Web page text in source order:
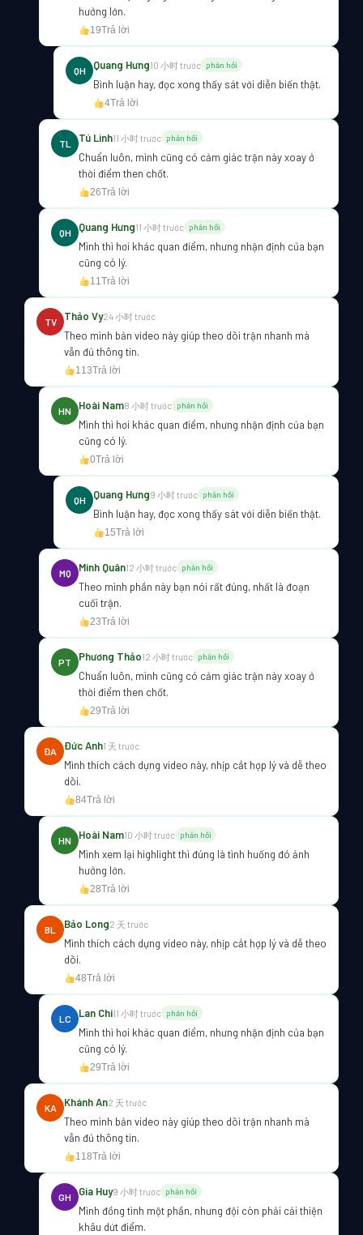
hưởng lớn.
19Trả lời
QH Quang Hưng10 小时 trước phản hồi
Bình luận hay, đọc xong thấy sát với diễn biến thật.
4Trả lời
TL Tú Linh11 小时 trước phản hồi
Chuẩn luôn, mình cũng có cảm giác trận này xoay ở
thời điểm then chốt.
26Trả lời
QH Quang Hưng11 小时 trước phản hồi
Mình thì hơi khác quan điểm, nhưng nhận định của bạn
cũng có lý.
11Trả lời
TV Thảo Vy24 小时 trước
Theo mình bản video này giúp theo dõi trận nhanh mà
vẫn đủ thông tin.
113Trả lời
HN Hoài Nam8 小时 trước phản hồi
Mình thì hơi khác quan điểm, nhưng nhận định của bạn
cũng có lý.
0Trả lời
QH Quang Hưng9 小时 trước phản hồi
Bình luận hay, đọc xong thấy sát với diễn biến thật.
15Trả lời
MQ Minh Quân12 小时 trước phản hồi
Theo mình phần này bạn nói rất đúng, nhất là đoạn
cuối trận.
23Trả lời
PT Phương Thảo12 小时 trước phản hồi
Chuẩn luôn, mình cũng có cảm giác trận này xoay ở
thời điểm then chốt.
29Trả lời
ĐA Đức Anh1 天 trước
Mình thích cách dựng video này, nhịp cắt hợp lý và dễ theo
dõi.
84Trả lời
HN Hoài Nam10 小时 trước phản hồi
Mình xem lại highlight thì đúng là tình huống đó ảnh
hưởng lớn.
28Trả lời
BL Bảo Long2 天 trước
Mình thích cách dựng video này, nhịp cắt hợp lý và dễ theo
dõi.
48Trả lời
LC Lan Chi11 小时 trước phản hồi
Mình thì hơi khác quan điểm, nhưng nhận định của bạn
cũng có lý.
29Trả lời
KA Khánh An2 天 trước
Theo mình bản video này giúp theo dõi trận nhanh mà
vẫn đủ thông tin.
118Trả lời
GH Gia Huy9 小时 trước phản hồi
Mình đồng tình một phần, nhưng đội còn phải cải thiện
khâu dứt điểm.